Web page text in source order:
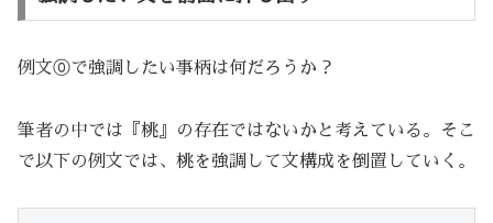
例文⓪で強調したい事柄は何だろうか？
筆者の中では『桃』の存在ではないかと考えている。そこ
で以下の例文では、桃を強調して文構成を倒置していく。